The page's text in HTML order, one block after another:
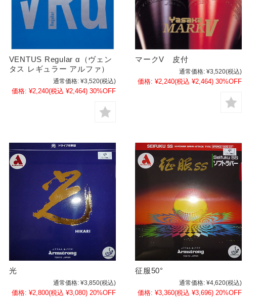
VENTUS Regular α（ヴェン
タス レギュラー アルファ）
通常価格: ¥3,520(税込)
価格: ¥2,240(税込 ¥2,464) 30%OFF
マークV 皮付
通常価格: ¥3,520(税込)
価格: ¥2,240(税込 ¥2,464) 30%OFF
光
通常価格: ¥3,850(税込)
価格: ¥2,800(税込 ¥3,080) 20%OFF
征服50°
通常価格: ¥4,620(税込)
価格: ¥3,360(税込 ¥3,696) 20%OFF